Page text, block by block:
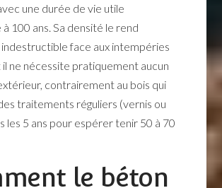
une durée de vie utile
100 ans. Sa densité le rend
face aux intempéries
ne nécessite pratiquement aucun
contrairement au bois qui
traitements réguliers (vernis ou
les 5 ans pour espérer tenir 50 à 70
le béton